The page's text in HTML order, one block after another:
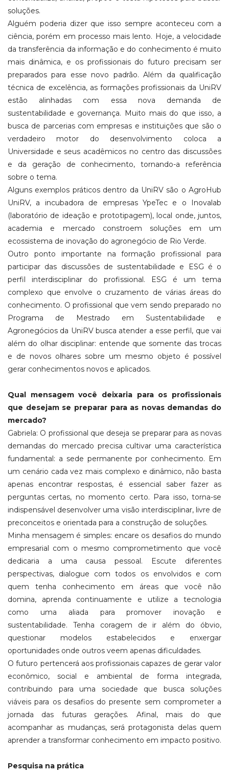
soluções.
Alguém poderia dizer que isso sempre aconteceu com a
ciência, porém em processo mais lento. Hoje, a velocidade
da transferência da informação e do conhecimento é muito
mais dinâmica, e os profissionais do futuro precisam ser
preparados para esse novo padrão. Além da qualificação
técnica de excelência, as formações profissionais da UniRV
estão alinhadas com essa nova demanda de
sustentabilidade e governança. Muito mais do que isso, a
busca de parcerias com empresas e instituições que são o
verdadeiro motor do desenvolvimento coloca a
Universidade e seus acadêmicos no centro das discussões
e da geração de conhecimento, tornando-a referência
sobre o tema.
Alguns exemplos práticos dentro da UniRV são o AgroHub
UniRV, a incubadora de empresas YpeTec e o Inovalab
(laboratório de ideação e prototipagem), local onde, juntos,
academia e mercado constroem soluções em um
ecossistema de inovação do agronegócio de Rio Verde.
Outro ponto importante na formação profissional para
participar das discussões de sustentabilidade e ESG é o
perfil interdisciplinar do profissional. ESG é um tema
complexo que envolve o cruzamento de várias áreas do
conhecimento. O profissional que vem sendo preparado no
Programa de Mestrado em Sustentabilidade e
Agronegócios da UniRV busca atender a esse perfil, que vai
além do olhar disciplinar: entende que somente das trocas
e de novos olhares sobre um mesmo objeto é possível
gerar conhecimentos novos e aplicados.
Qual mensagem você deixaria para os profissionais
que desejam se preparar para as novas demandas do
mercado?
Gabriela: O profissional que deseja se preparar para as novas
demandas do mercado precisa cultivar uma característica
fundamental: a sede permanente por conhecimento. Em
um cenário cada vez mais complexo e dinâmico, não basta
apenas encontrar respostas, é essencial saber fazer as
perguntas certas, no momento certo. Para isso, torna-se
indispensável desenvolver uma visão interdisciplinar, livre de
preconceitos e orientada para a construção de soluções.
Minha mensagem é simples: encare os desafios do mundo
empresarial com o mesmo comprometimento que você
dedicaria a uma causa pessoal. Escute diferentes
perspectivas, dialogue com todos os envolvidos e com
quem tenha conhecimento em áreas que você não
domina, aprenda continuamente e utilize a tecnologia
como uma aliada para promover inovação e
sustentabilidade. Tenha coragem de ir além do óbvio,
questionar modelos estabelecidos e enxergar
oportunidades onde outros veem apenas dificuldades.
O futuro pertencerá aos profissionais capazes de gerar valor
econômico, social e ambiental de forma integrada,
contribuindo para uma sociedade que busca soluções
viáveis para os desafios do presente sem comprometer a
jornada das futuras gerações. Afinal, mais do que
acompanhar as mudanças, será protagonista delas quem
aprender a transformar conhecimento em impacto positivo.
Pesquisa na prática